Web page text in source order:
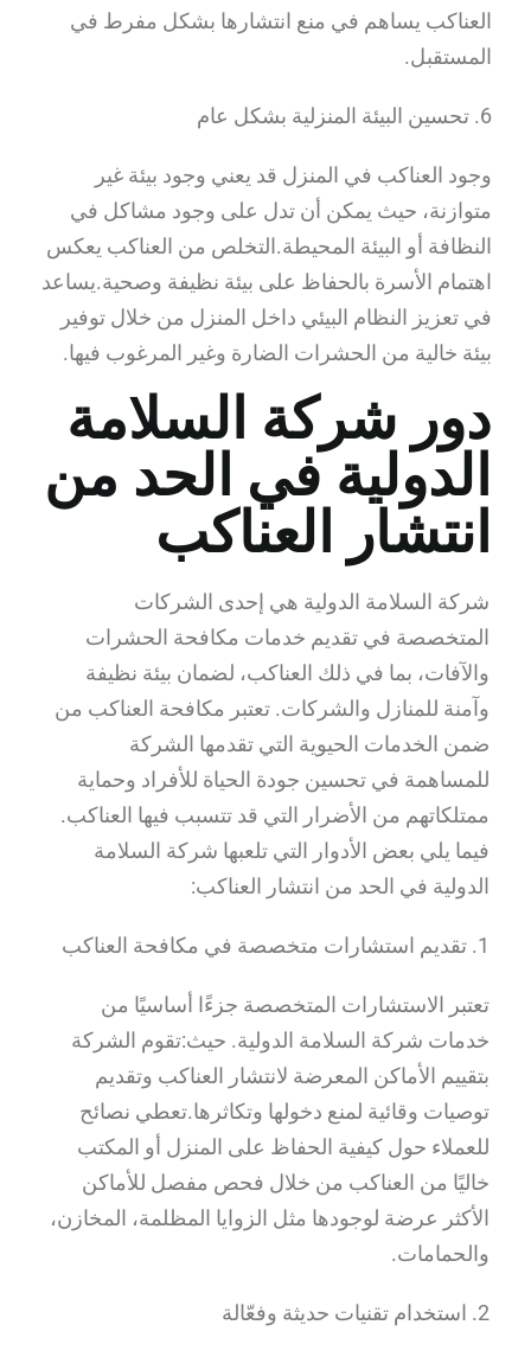
العناكب يساهم في منع انتشارها بشكل مفرط في
المستقبل.
6. تحسين البيئة المنزلية بشكل عام
وجود العناكب في المنزل قد يعني وجود بيئة غير
متوازنة، حيث يمكن أن تدل على وجود مشاكل في
النظافة أو البيئة المحيطة.التخلص من العناكب يعكس
اهتمام الأسرة بالحفاظ على بيئة نظيفة وصحية.يساعد
في تعزيز النظام البيئي داخل المنزل من خلال توفير
بيئة خالية من الحشرات الضارة وغير المرغوب فيها.
دور شركة السلامة
الدولية في الحد من
انتشار العناكب
شركة السلامة الدولية هي إحدى الشركات
المتخصصة في تقديم خدمات مكافحة الحشرات
والآفات، بما في ذلك العناكب، لضمان بيئة نظيفة
وآمنة للمنازل والشركات. تعتبر مكافحة العناكب من
ضمن الخدمات الحيوية التي تقدمها الشركة
للمساهمة في تحسين جودة الحياة للأفراد وحماية
ممتلكاتهم من الأضرار التي قد تتسبب فيها العناكب.
فيما يلي بعض الأدوار التي تلعبها شركة السلامة
الدولية في الحد من انتشار العناكب:
1. تقديم استشارات متخصصة في مكافحة العناكب
تعتبر الاستشارات المتخصصة جزءًا أساسيًا من
خدمات شركة السلامة الدولية. حيث:تقوم الشركة
بتقييم الأماكن المعرضة لانتشار العناكب وتقديم
توصيات وقائية لمنع دخولها وتكاثرها.تعطي نصائح
للعملاء حول كيفية الحفاظ على المنزل أو المكتب
خاليًا من العناكب من خلال فحص مفصل للأماكن
الأكثر عرضة لوجودها مثل الزوايا المظلمة، المخازن،
والحمامات.
2. استخدام تقنيات حديثة وفعّالة